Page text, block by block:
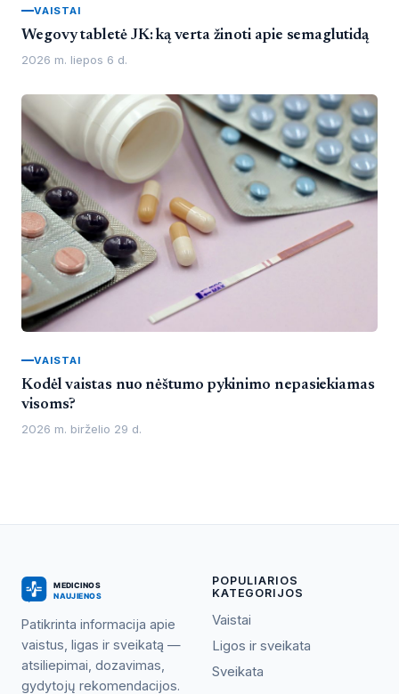
VAISTAI
Wegovy tabletė JK: ką verta žinoti apie semaglutidą
2026 m. liepos 6 d.
VAISTAI
Kodėl vaistas nuo nėštumo pykinimo nepasiekiamas
visoms?
2026 m. birželio 29 d.
Patikrinta informacija apie
vaistus, ligas ir sveikatą —
atsiliepimai, dozavimas,
gydytojų rekomendacijos.
POPULIARIOS
KATEGORIJOS
Vaistai
Ligos ir sveikata
Sveikata